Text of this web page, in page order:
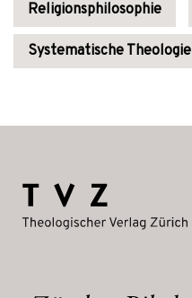
Religionsphilosophie
Systematische Theologie